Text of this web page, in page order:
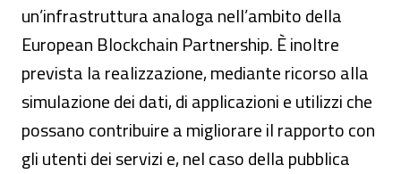
un’infrastruttura analoga nell’ambito della
European Blockchain Partnership. È inoltre
prevista la realizzazione, mediante ricorso alla
simulazione dei dati, di applicazioni e utilizzi che
possano contribuire a migliorare il rapporto con
gli utenti dei servizi e, nel caso della pubblica